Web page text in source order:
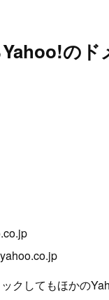
のド
クしてもほかの